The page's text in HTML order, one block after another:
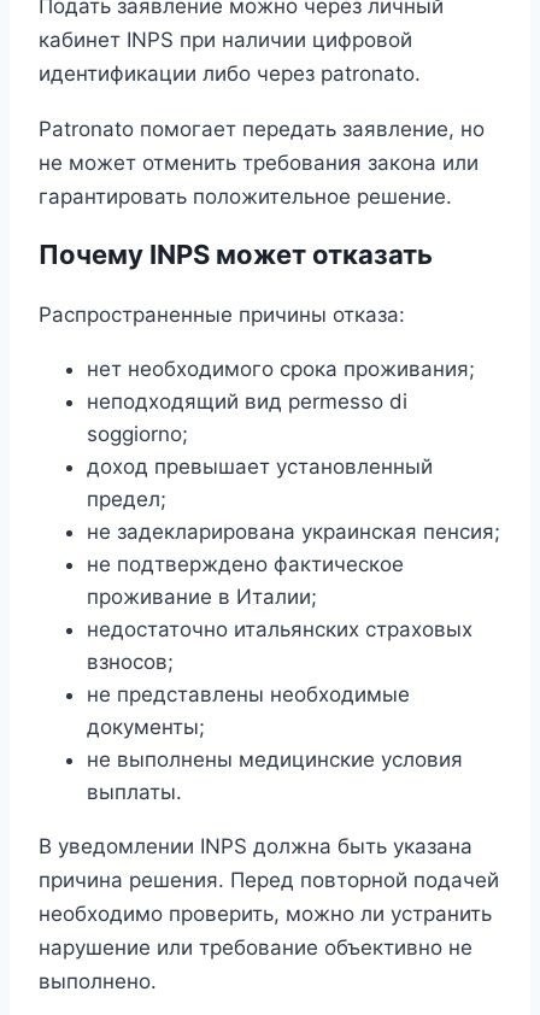
Подать заявление можно через личный
кабинет INPS при наличии цифровой
идентификации либо через patronato.
Patronato помогает передать заявление, но
не может отменить требования закона или
гарантировать положительное решение.
Почему INPS может отказать
Распространенные причины отказа:
нет необходимого срока проживания;
неподходящий вид permesso di
soggiorno;
доход превышает установленный
предел;
не задекларирована украинская пенсия;
не подтверждено фактическое
проживание в Италии;
недостаточно итальянских страховых
взносов;
не представлены необходимые
документы;
не выполнены медицинские условия
выплаты.
В уведомлении INPS должна быть указана
причина решения. Перед повторной подачей
необходимо проверить, можно ли устранить
нарушение или требование объективно не
выполнено.